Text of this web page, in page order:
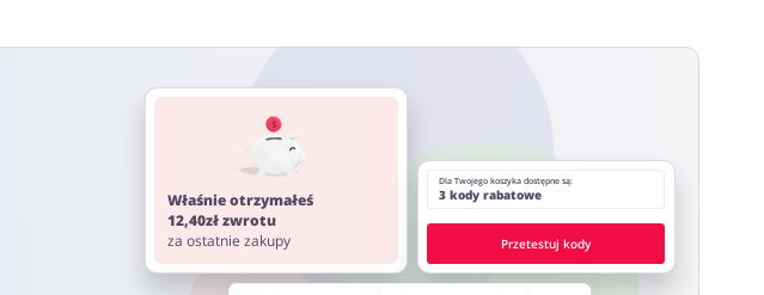
Właśnie otrzymałeś
12,40zł zwrotu
za ostatnie zakupy
Dla Twojego koszyka dostępne są:
3 kody rabatowe
Przetestuj kody